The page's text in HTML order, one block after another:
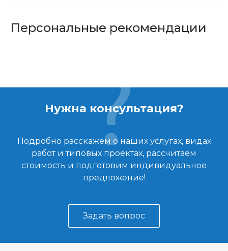
Персональные рекомендации
Нужна консультация?
Подробно расскажем о наших услугах, видах
работ и типовых проектах, рассчитаем
стоимость и подготовим индивидуальное
предложение!
Задать вопрос